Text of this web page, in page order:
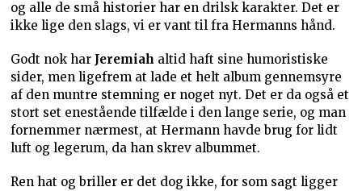
og alle de små historier har en drilsk karakter. Det er
ikke lige den slags, vi er vant til fra Hermanns hånd.
Godt nok har Jeremiah altid haft sine humoristiske
sider, men ligefrem at lade et helt album gennemsyre
af den muntre stemning er noget nyt. Det er da også et
stort set enestående tilfælde i den lange serie, og man
fornemmer nærmest, at Hermann havde brug for lidt
luft og legerum, da han skrev albummet.
Ren hat og briller er det dog ikke, for som sagt ligger